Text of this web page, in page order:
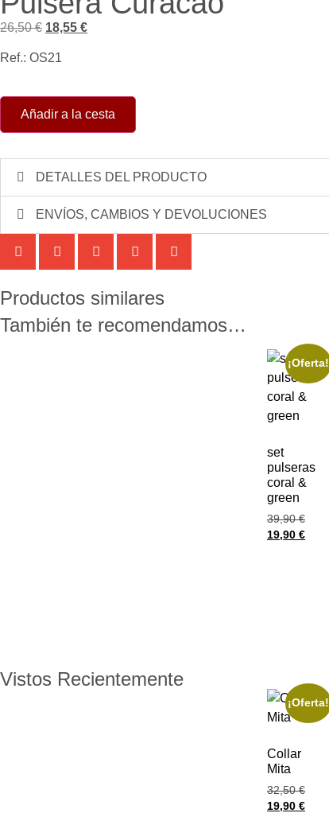
26,50€ 18,55 €
Ref.: OS21
Añadir a la cesta
DETALLES DEL PRODUCTO
ENVÍOS, CAMBIOS Y DEVOLUCIONES
Productos similares
También te recomendamos…
¡Oferta!
set
pulseras
coral &
green
39,90€
19,90 €
Vistos Recientemente
¡Oferta!
Collar
Mita
32,50€
19,90 €